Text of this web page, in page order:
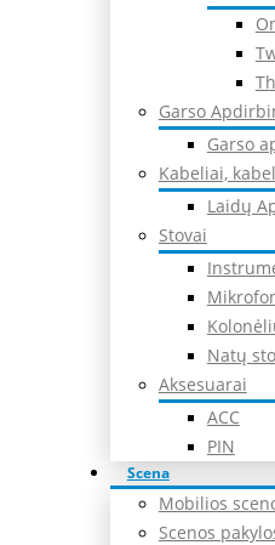
Garso
Garso
Kabeliai,
Laidų
Stovai
Natų
Aksesuarai
ACC
PIN
Scena
Mobilios
Scenos